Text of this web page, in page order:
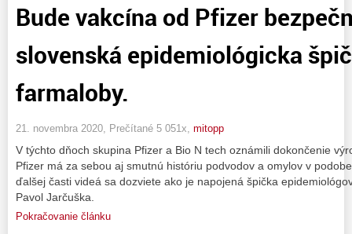
Bude vakcína od Pfizer
slovenská epidemiológicka
farmaloby.
21. novembra 2020, Prečítané 5 051x, mitopp
V týchto dňoch skupina Pfizer a Bio N tech oznámili dokončenie
Pfizer má za sebou aj smutnú históriu podvodov a omylov v
ďalšej časti videá sa dozviete ako je napojená špička
Pavol Jarčuška.
Pokračovanie článku